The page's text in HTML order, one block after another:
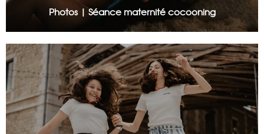
Photos | Séance maternité cocooning